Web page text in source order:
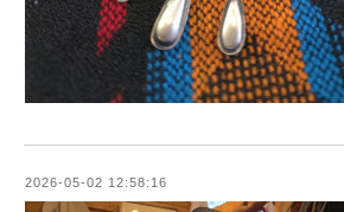
2026-05-02 12:58:16